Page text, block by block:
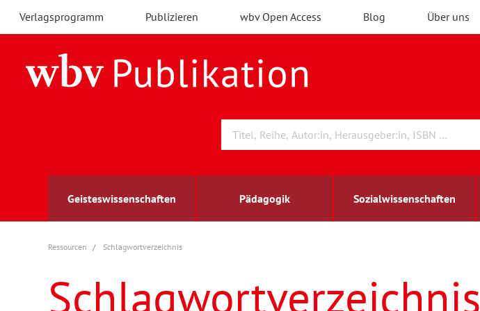
Verlagsprogramm Publizieren wbv Open Access Blog Über uns
Geisteswissenschaften Pädagogik Sozialwissenschaften
Archäologie
Berufs- und Wirtschaftspädagogik
Arbeitsmarktforschung
Außenwirtschaft
berufsbildung
Ressourcen Schlagwortverzeichnis
Schlagwortverzeichnis